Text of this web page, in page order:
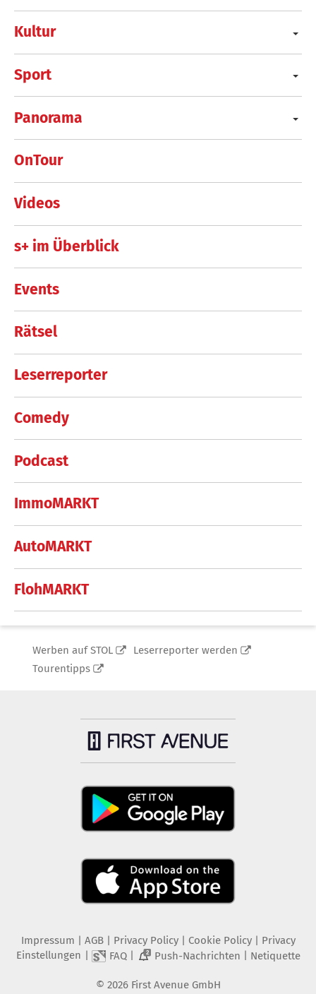
Kultur
Sport
Panorama
OnTour
Videos
s+ im Überblick
Events
Rätsel
Leserreporter
Comedy
Podcast
ImmoMARKT
AutoMARKT
FlohMARKT
Werben auf STOL
Leserreporter werden
Tourentipps
Impressum AGB Privacy Policy| Cookie Policy| Privacy
Einstellungen
FAQ| 2 Push-Nachrichten Netiquette
© 2026 First Avenue GmbH